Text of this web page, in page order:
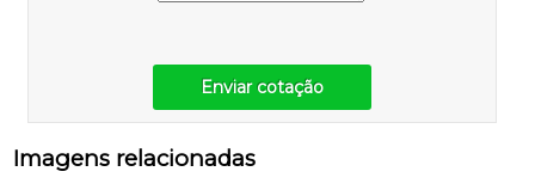
Enviar cotação
Imagens relacionadas